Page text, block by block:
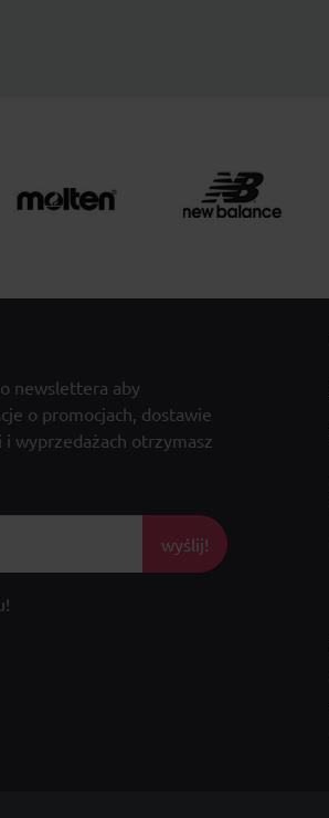
newslettera aby
o promocjach, dostawie
i wyprzedażach otrzymasz
wyślij!